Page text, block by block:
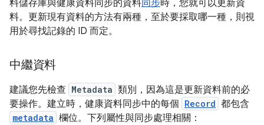
料儲存庫與健康資料同步的資料同步時，您就可以更新資
料。更新現有資料的方法有兩種，至於要採取哪一種，則視
用於尋找記錄的 ID 而定。
中繼資料
建議您先檢查 Metadata 類別，因為這是更新資料前的必
要操作。建立時，健康資料同步中的每個 Record 都包含
metadata 欄位。下列屬性與同步處理相關：